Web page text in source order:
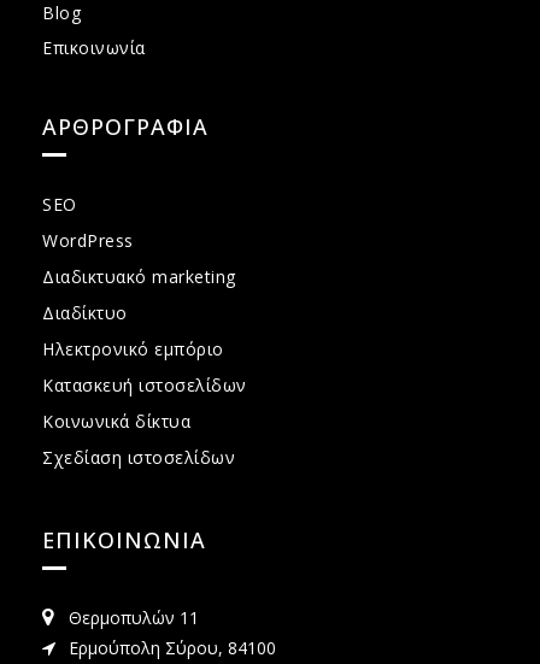
Blog
Επικοινωνία
ΑΡΘΡΟΓΡΑΦΙΑ
SEO
WordPress
Διαδικτυακό marketing
Διαδίκτυο
Ηλεκτρονικό εμπόριο
Κατασκευή ιστοσελίδων
Κοινωνικά δίκτυα
Σχεδίαση ιστοσελίδων
ΕΠΙΚΟΙΝΩΝΙΑ
Θερμοπυλών 11
Ερμούπολη Σύρου, 84100